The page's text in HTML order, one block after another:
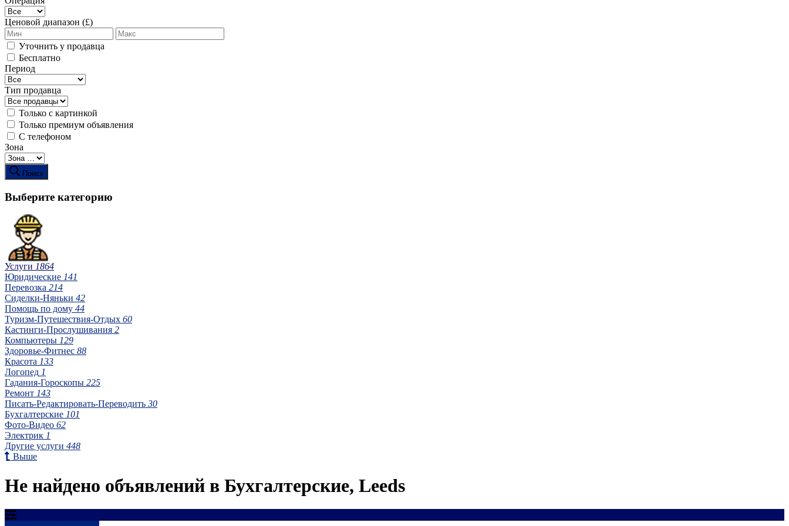
Ценовой диапазон (£)
Уточнить у продавца
Бесплатно
Период
Тип продавца
Только с картинкой
Только премиум объявления
С телефоном
Зона
Поиск
Выберите категорию
Услуги 1864
Юридические 141
Перевозка 214
Сиделки-Няньки 42
Помощь по дому 44
Туризм-Путешествия-Отдых 60
Кастинги-Прослушивания 2
Компьютеры 129
Здоровье-Фитнес 88
Красота 133
Логопед 1
Гадания-Гороскопы 225
Ремонт 143
Писать-Редактировать-Переводить 30
Бухгалтерские 101
Фото-Видео 62
Электрик 1
Другие услуги 448
Выше
Не найдено объявлений в Бухгалтерские, Leeds